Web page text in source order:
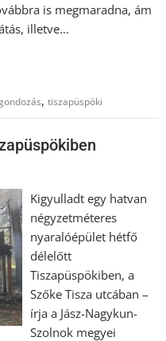
is megmaradna, ám
illetve…
,tiszapüspöki
Kigyulladt egy hatvan
négyzetméteres
nyaralóépület hétfő
délelőtt
Tiszapüspökiben, a
Szőke Tisza utcában –
írja a Jász-Nagykun-
Szolnok megyei